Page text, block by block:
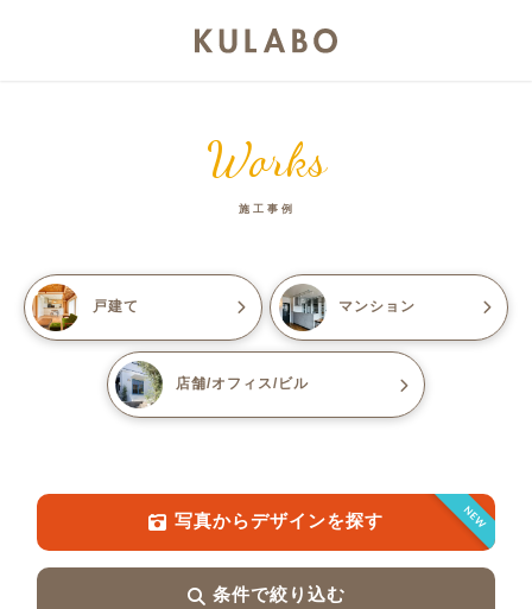
Works
施工事例
戸建て マンション
店舗/オフィス/ビル
NEW
写真からデザインを探す
条件で絞り込む